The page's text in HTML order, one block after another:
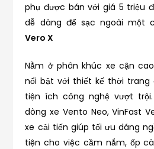
phụ được bán với giá 5 triệu
dễ dàng để sạc ngoài một
Vero X
Nằm ở phân khúc xe cận
nổi bật với thiết kế thời trang
tiện ích công nghệ vượt
dòng xe Vento Neo, VinFast
xe cải tiến giúp tối ưu dáng
tiện cho việc cầm nắm, ốp